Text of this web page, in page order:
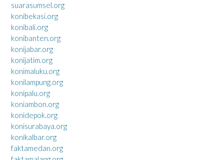
suarasumsel.org
konibekasi.org
konibali.org
konibanten.org
konijabar.org
konijatim.org
konimaluku.org
konilampung.org
konipalu.org
koniambon.org
konidepok.org
konisurabaya.org
konikalbar.org
faktamedan.org